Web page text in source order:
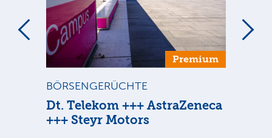
Premium
BÖRSENGERÜCHTE
Dt. Telekom +++ AstraZeneca
+++ Steyr Motors